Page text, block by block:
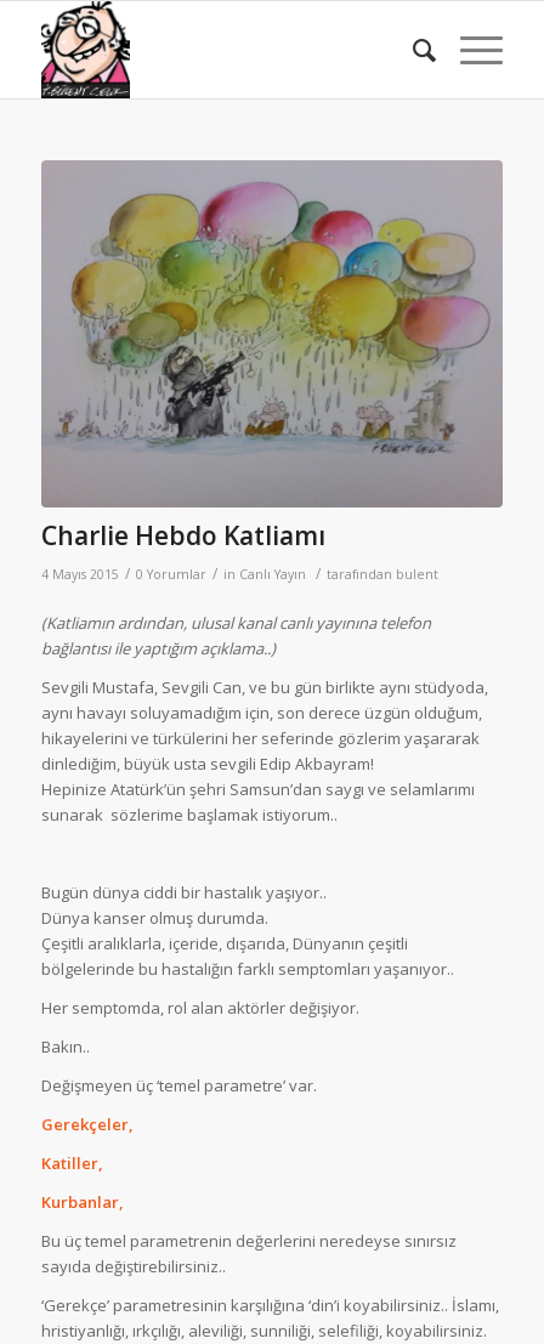
Charlie Hebdo Katliamı
4 Mayıs 2015 / 0 Yorumlar / in Canlı Yayın / tarafından bulent
(Katliamın ardından, ulusal kanal canlı yayınına telefon
bağlantısı ile yaptığım açıklama..)
Sevgili Mustafa, Sevgili Can, ve bu gün birlikte aynı stüdyoda,
aynı havayı soluyamadığım için, son derece üzgün olduğum,
hikayelerini ve türkülerini her seferinde gözlerim yaşararak
dinlediğim, büyük usta sevgili Edip Akbayram!
Hepinize Atatürk’ün şehri Samsun’dan saygı ve selamlarımı
sunarak sözlerime başlamak istiyorum..
Bugün dünya ciddi bir hastalık yaşıyor..
Dünya kanser olmuş durumda.
Çeşitli aralıklarla, içeride, dışarıda, Dünyanın çeşitli
bölgelerinde bu hastalığın farklı semptomları yaşanıyor..
Her semptomda, rol alan aktörler değişiyor.
Bakın..
Değişmeyen üç ‘temel parametre’ var.
Gerekçeler,
Katiller,
Kurbanlar,
Bu üç temel parametrenin değerlerini neredeyse sınırsız
sayıda değiştirebilirsiniz..
‘Gerekçe’ parametresinin karşılığına ‘din’i koyabilirsiniz.. İslamı,
hristiyanlığı, ırkçılığı, aleviliği, sunniliği, selefiliği, koyabilirsiniz.